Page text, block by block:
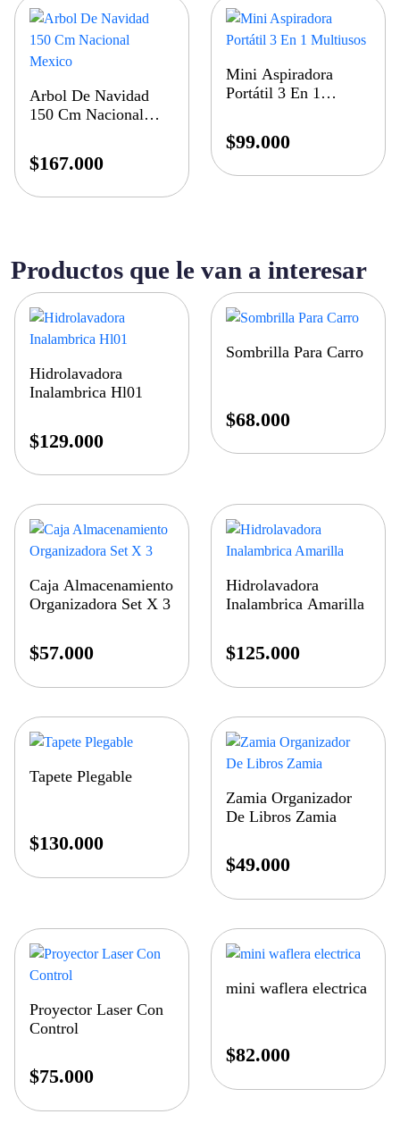
Arbol De Navidad
150 Cm Nacional
$167.000
Mini Aspiradora
Portátil 3 En 1
$99.000
Productos que le van a interesar
Hidrolavadora
Inalambrica Hl01
$129.000
Sombrilla Para Carro
$68.000
Caja Almacenamiento
Organizadora Set X 3
$57.000
Hidrolavadora
Inalambrica Amarilla
$125.000
Tapete Plegable
$130.000
Zamia Organizador
De Libros Zamia
$49.000
Proyector Laser Con
Control
$75.000
mini waflera electrica
$82.000